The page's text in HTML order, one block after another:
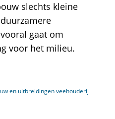
slechts kleine
gaat om
voor het milieu.
en uitbreidingen veehouderij